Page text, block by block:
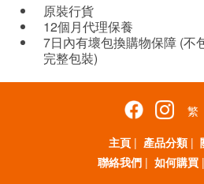
原裝行貨
12個月代理保養
7日內有壞包換購物保障 (不
完整包裝)
繁
主頁 | 產品分類 |
聯絡我們 | 如何購買 |